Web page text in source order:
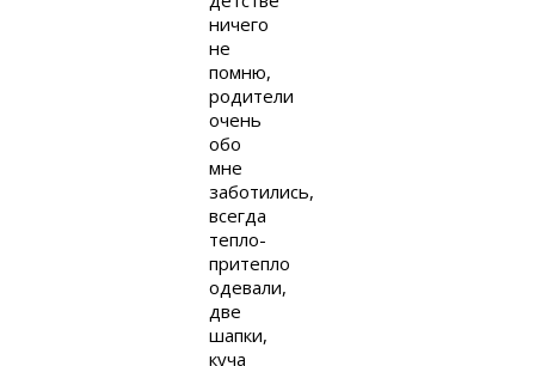
ничего
не
помню,
родители
очень
обо
мне
заботились,
всегда
тепло-
притепло
одевали,
две
шапки,
куча